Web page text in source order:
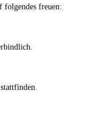
folgendes freuen: